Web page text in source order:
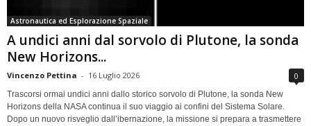
Astronautica ed Esplorazione Spaziale
A undici anni dal sorvolo di Plutone, la sonda
New Horizons...
Vincenzo Pettina - 16 Luglio 2026 0
Trascorsi ormai undici anni dallo storico sorvolo di Plutone, la sonda New
Horizons della NASA continua il suo viaggio ai confini del Sistema Solare.
Dopo un nuovo risveglio dall’ibernazione, la missione si prepara a trasmettere